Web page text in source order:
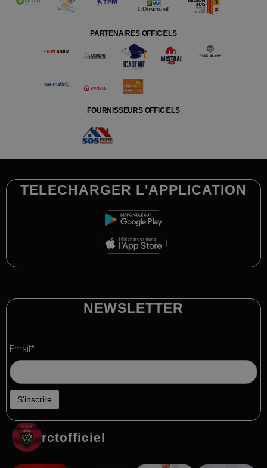
PARTENAIRES OFFICIELS
FOURNISSEURS OFFICIELS
TELECHARGER L'APPLICATION
NEWSLETTER
Email*
rctofficiel